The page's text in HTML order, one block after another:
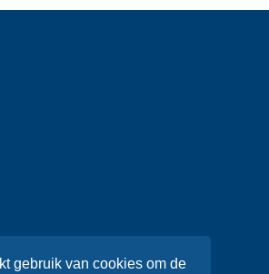
gebruik van cookies om de